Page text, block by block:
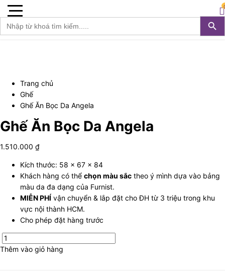
Furnist™
Search
for:
Search
0
Trang chủ
Ghế
Ghế Ăn Bọc Da Angela
Ghế Ăn Bọc Da Angela
1.510.000 ₫
Kích thước: 58 x 67 x 84
Khách hàng có thể chọn màu sắc theo ý mình dựa vào bảng
màu da đa dạng của Furnist.
MIỄN PHÍ vận chuyển & lắp đặt cho ĐH từ 3 triệu trong khu
vực nội thành HCM.
Cho phép đặt hàng trước
Ghế
Ăn
Thêm vào giỏ hàng